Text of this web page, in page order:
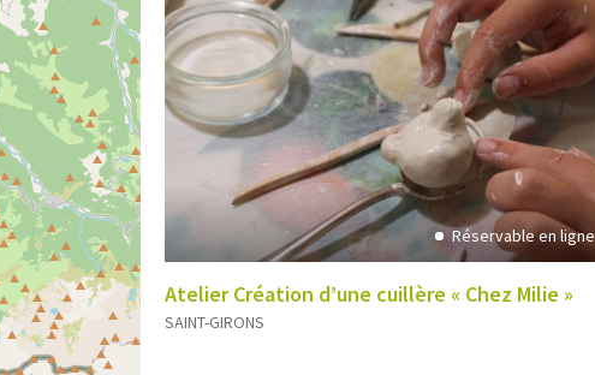
Réservable en ligne
Atelier Création d’une cuillère « Chez Milie »
SAINT-GIRONS